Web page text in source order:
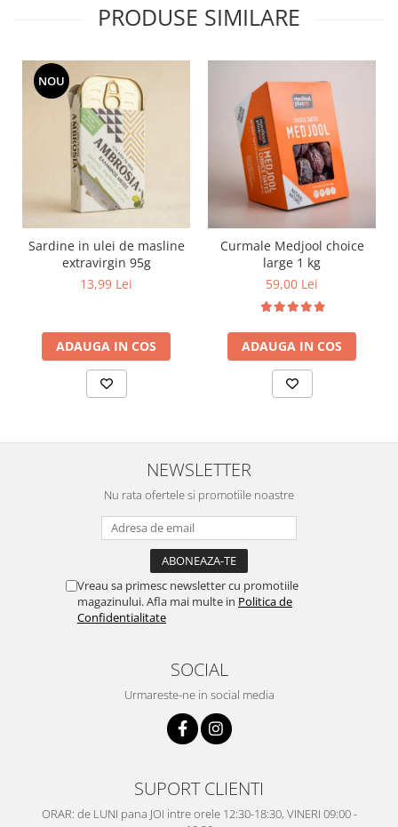
PRODUSE SIMILARE
NOU
Sardine in ulei de masline
extravirgin 95g
13,99 Lei
ADAUGA IN COS
Curmale Medjool choice
large 1 kg
59,00 Lei
ADAUGA IN COS
NEWSLETTER
Nu rata ofertele si promotiile noastre
Vreau sa primesc newsletter cu promotiile
magazinului. Afla mai multe in Politica de
Confidentialitate
SOCIAL
Urmareste-ne in social media
SUPORT CLIENTI
ORAR: de LUNI pana JOI intre orele 12:30-18:30, VINERI 09:00 -